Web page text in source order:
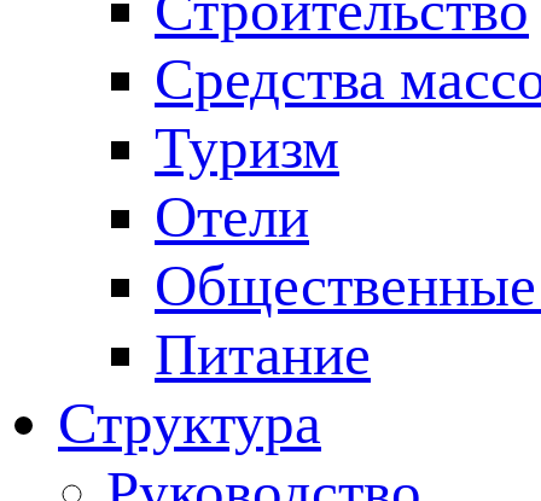
Средства
Туризм
Отели
Общественные
Питание
Структура